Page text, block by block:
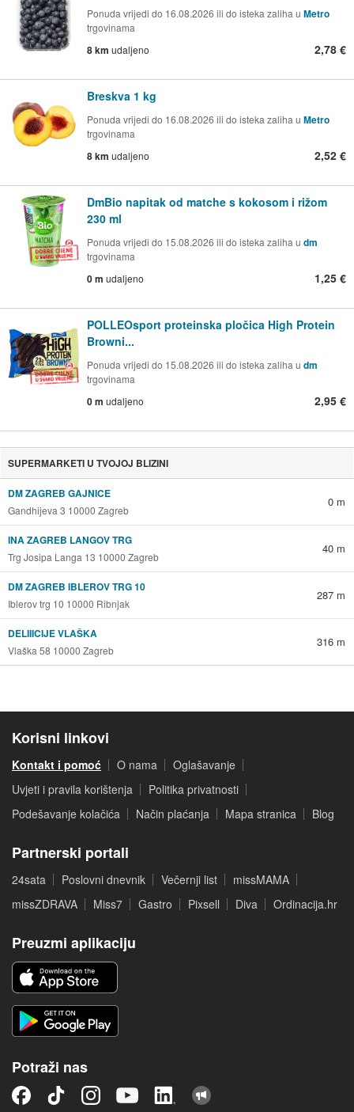
Ponuda vrijedi do 16.08.2026 ili do isteka zaliha u Metro
trgovinama
8 km udaljeno 2,78 €
Breskva 1 kg
Ponuda vrijedi do 16.08.2026 ili do isteka zaliha u Metro
trgovinama
8 km udaljeno 2,52 €
DmBio napitak od matche s kokosom i rižom
230 ml
Ponuda vrijedi do 15.08.2026 ili do isteka zaliha u dm
trgovinama
0 m udaljeno 1,25 €
POLLEOsport proteinska pločica High Protein
Browni...
Ponuda vrijedi do 15.08.2026 ili do isteka zaliha u dm
trgovinama
0 m udaljeno 2,95 €
SUPERMARKETI U TVOJOJ BLIZINI
DM ZAGREB GAJNICE
Gandhijeva 3 10000 Zagreb
0 m
INA ZAGREB LANGOV TRG
Trg Josipa Langa 13 10000 Zagreb
40 m
DM ZAGREB IBLEROV TRG 10
Iblerov trg 10 10000 Ribnjak
287 m
DELIIICIJE VLAŠKA
Vlaška 58 10000 Zagreb
316 m
Korisni linkovi
Kontakt i pomoć O nama
Oglašavanje
Uvjeti i pravila korištenja
Politika privatnosti
Podešavanje kolačića
Način plaćanja Mapa stranica Blog
Partnerski portali
24sata Poslovni dnevnik Večernji list
missMAMA
missZDRAVA
Miss7 Gastro Pixsell Diva Ordinacija.hr
Preuzmi aplikaciju
Potraži nas